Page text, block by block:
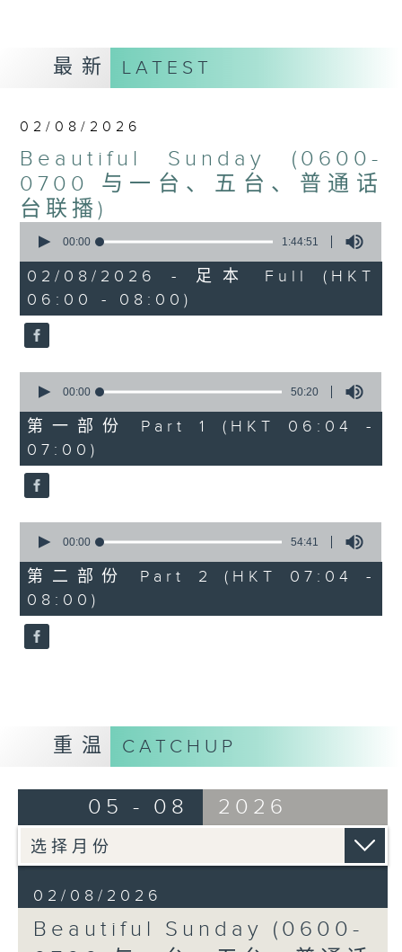
最新 LATEST
02/08/2026
Beautiful Sunday (0600-
0700 与一台、五台、普通话
台联播)
seconds
1
hour,
44
minutes,
51
seconds
00:00 1:44:51
02/08/2026 - 足本 Full (HKT
06:00 - 08:00)
seconds
50
minutes,
20
seconds
00:00 50:20
第一部份 Part 1 (HKT 06:04 -
07:00)
seconds
54
minutes,
41
seconds
00:00 54:41
第二部份 Part 2 (HKT 07:04 -
08:00)
重温 CATCHUP
05 - 08 2026
02/08/2026
Beautiful Sunday (0600-